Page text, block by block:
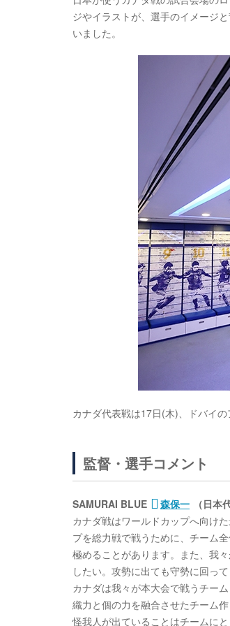
ジやイラストが、選手のイメージ
いました。
カナダ代表戦は17日(木)、ドバイ
監督・選手コメント
SAMURAI BLUE 森保一
（日本
カナダ戦はワールドカップへ向け
プを総力戦で戦うために、チーム
極めることがあります。また、我
したい。攻勢に出ても守勢に回っ
カナダは我々が本大会で戦うチー
織力と個の力を融合させたチーム
怪我人が出ていることはチームに